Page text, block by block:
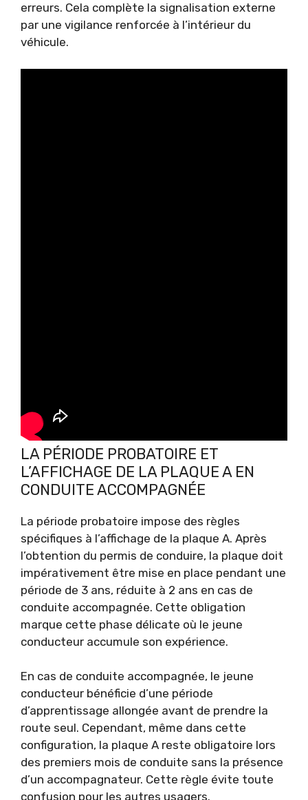
erreurs. Cela complète la signalisation externe
par une vigilance renforcée à l’intérieur du
véhicule.
LA PÉRIODE PROBATOIRE ET
L’AFFICHAGE DE LA PLAQUE A EN
CONDUITE ACCOMPAGNÉE
La période probatoire impose des règles
spécifiques à l’affichage de la plaque A. Après
l’obtention du permis de conduire, la plaque doit
impérativement être mise en place pendant une
période de 3 ans, réduite à 2 ans en cas de
conduite accompagnée. Cette obligation
marque cette phase délicate où le jeune
conducteur accumule son expérience.
En cas de conduite accompagnée, le jeune
conducteur bénéficie d’une période
d’apprentissage allongée avant de prendre la
route seul. Cependant, même dans cette
configuration, la plaque A reste obligatoire lors
des premiers mois de conduite sans la présence
d’un accompagnateur. Cette règle évite toute
confusion pour les autres usagers.